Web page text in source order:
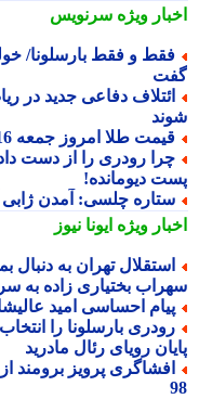
ویژهسرنویس
و فقط بارسلونا/ خولین
دفاعی جدید در
طلا امروز جمعه 16 مرداد 1405
رودری را از دست
دیومانده!
چلسی: آمدن ژابی
ویژهایونا نیوز
تهران به دنبال بمب
بختیاری زاده به
احساسی امید عالیشاه
بارسلونا را انتخاب
رویای رئال مادرید
پرویز برومند از